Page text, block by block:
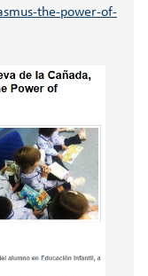
the-power-of-